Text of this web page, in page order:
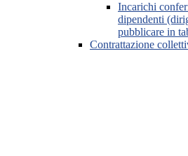
Incarichi
dipendenti
pubblicare in
Contrattazione